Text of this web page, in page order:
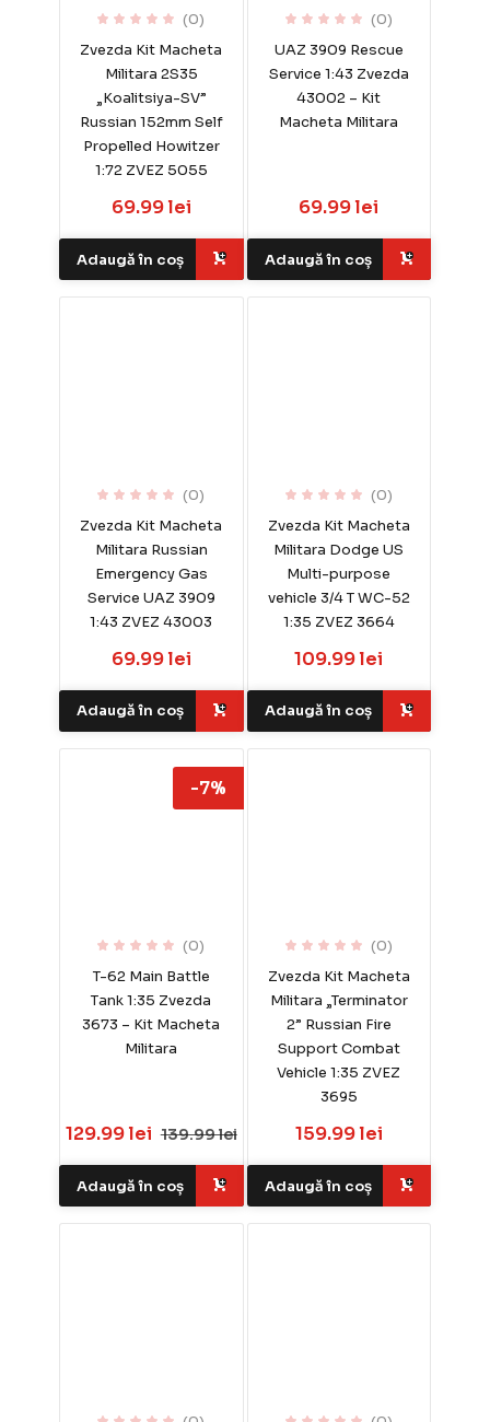
(0)
Zvezda Kit Macheta
Militara 2S35
„Koalitsiya-SV”
Russian 152mm Self
Propelled Howitzer
1:72 ZVEZ 5055
69.99 lei
Adaugă în coș
(0)
UAZ 3909 Rescue
Service 1:43 Zvezda
43002 – Kit
Macheta Militara
69.99 lei
Adaugă în coș
(0)
Zvezda Kit Macheta
Militara Russian
Emergency Gas
Service UAZ 3909
1:43 ZVEZ 43003
69.99 lei
Adaugă în coș
(0)
Zvezda Kit Macheta
Militara Dodge US
Multi-purpose
vehicle 3/4 T WC-52
1:35 ZVEZ 3664
109.99 lei
Adaugă în coș
(0)
T-62 Main Battle
Tank 1:35 Zvezda
3673 – Kit Macheta
Militara
129.99 lei 139.99 lei
-7%
Adaugă în coș
(0)
Zvezda Kit Macheta
Militara „Terminator
2” Russian Fire
Support Combat
Vehicle 1:35 ZVEZ
3695
159.99 lei
Adaugă în coș